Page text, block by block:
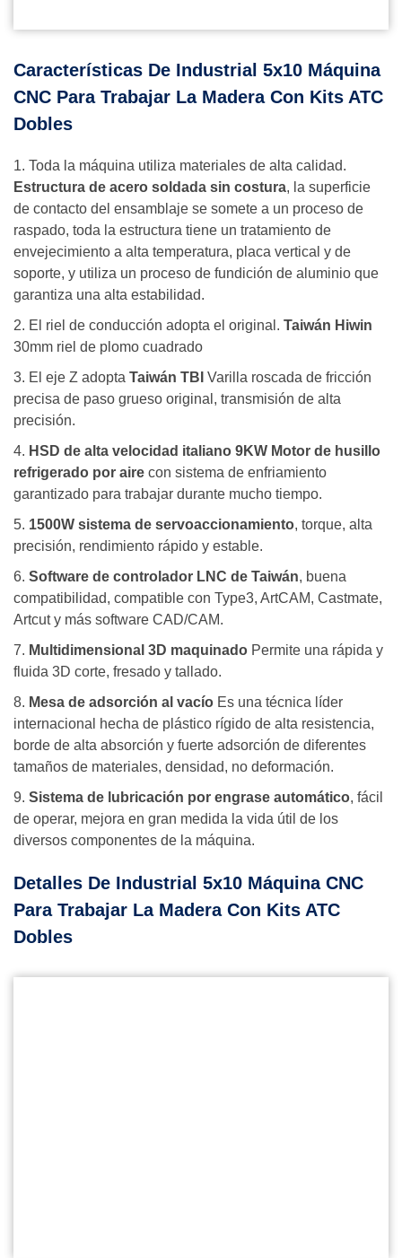
Características De Industrial 5x10 Máquina
CNC Para Trabajar La Madera Con Kits ATC
Dobles
1. Toda la máquina utiliza materiales de alta calidad.
Estructura de acero soldada sin costura, la superficie
de contacto del ensamblaje se somete a un proceso de
raspado, toda la estructura tiene un tratamiento de
envejecimiento a alta temperatura, placa vertical y de
soporte, y utiliza un proceso de fundición de aluminio que
garantiza una alta estabilidad.
2. El riel de conducción adopta el original. Taiwán Hiwin
30mm riel de plomo cuadrado
3. El eje Z adopta Taiwán TBI Varilla roscada de fricción
precisa de paso grueso original, transmisión de alta
precisión.
4. HSD de alta velocidad italiano 9KW Motor de husillo
refrigerado por aire con sistema de enfriamiento
garantizado para trabajar durante mucho tiempo.
5. 1500W sistema de servoaccionamiento, torque, alta
precisión, rendimiento rápido y estable.
6. Software de controlador LNC de Taiwán, buena
compatibilidad, compatible con Type3, ArtCAM, Castmate,
Artcut y más software CAD/CAM.
7. Multidimensional 3D maquinado Permite una rápida y
fluida 3D corte, fresado y tallado.
8. Mesa de adsorción al vacío Es una técnica líder
internacional hecha de plástico rígido de alta resistencia,
borde de alta absorción y fuerte adsorción de diferentes
tamaños de materiales, densidad, no deformación.
9. Sistema de lubricación por engrase automático, fácil
de operar, mejora en gran medida la vida útil de los
diversos componentes de la máquina.
Detalles De Industrial 5x10 Máquina CNC
Para Trabajar La Madera Con Kits ATC
Dobles